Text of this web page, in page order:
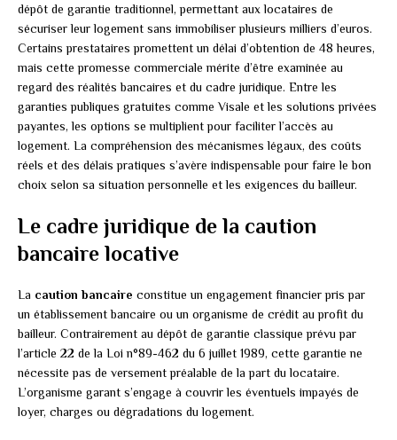
dépôt de garantie traditionnel, permettant aux locataires de
sécuriser leur logement sans immobiliser plusieurs milliers d’euros.
Certains prestataires promettent un délai d’obtention de 48 heures,
mais cette promesse commerciale mérite d’être examinée au
regard des réalités bancaires et du cadre juridique. Entre les
garanties publiques gratuites comme Visale et les solutions privées
payantes, les options se multiplient pour faciliter l’accès au
logement. La compréhension des mécanismes légaux, des coûts
réels et des délais pratiques s’avère indispensable pour faire le bon
choix selon sa situation personnelle et les exigences du bailleur.
Le cadre juridique de la caution
bancaire locative
La caution bancaire constitue un engagement financier pris par
un établissement bancaire ou un organisme de crédit au profit du
bailleur. Contrairement au dépôt de garantie classique prévu par
l’article 22 de la Loi n°89-462 du 6 juillet 1989, cette garantie ne
nécessite pas de versement préalable de la part du locataire.
L’organisme garant s’engage à couvrir les éventuels impayés de
loyer, charges ou dégradations du logement.